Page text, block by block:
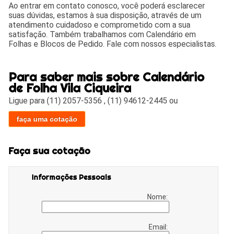
Ao entrar em contato conosco, você poderá esclarecer
suas dúvidas, estamos à sua disposição, através de um
atendimento cuidadoso e comprometido com a sua
satisfação. Também trabalhamos com Calendário em
Folhas e Blocos de Pedido. Fale com nossos especialistas.
Para saber mais sobre Calendário
de Folha Vila Ciqueira
Ligue para(11) 2057-5356 ,(11) 94612-2445 ou
faça uma cotação
Faça sua cotação
Informações Pessoais
Nome:
Email: